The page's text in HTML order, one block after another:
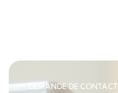
DEMANDE DE CONTACT